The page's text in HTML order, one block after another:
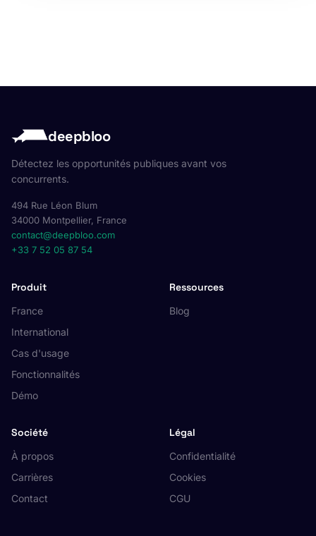
deepbloo
Détectez les opportunités publiques avant vos
concurrents.
494 Rue Léon Blum
34000 Montpellier, France
contact@deepbloo.com
+33 7 52 05 87 54
Produit
France
International
Cas d'usage
Fonctionnalités
Démo
Ressources
Blog
Société
À propos
Carrières
Contact
Légal
Confidentialité
Cookies
CGU